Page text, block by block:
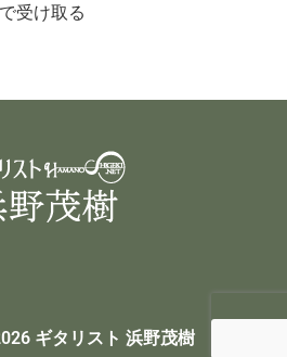
受け取る
ギタリスト 浜野茂樹